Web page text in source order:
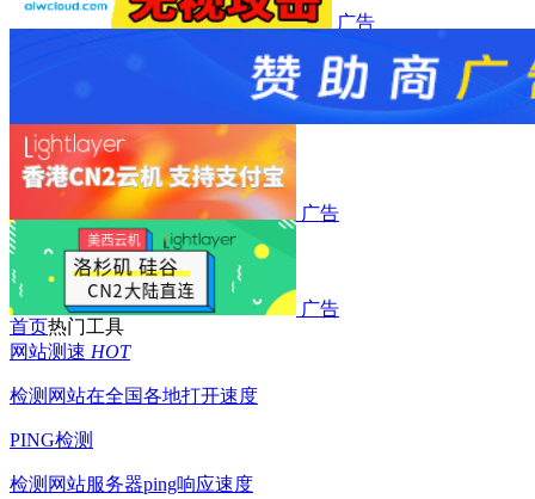
广告
广告
广告
广告
首页热门工具
网站测速 HOT
检测网站在全国各地打开速度
PING检测
检测网站服务器ping响应速度